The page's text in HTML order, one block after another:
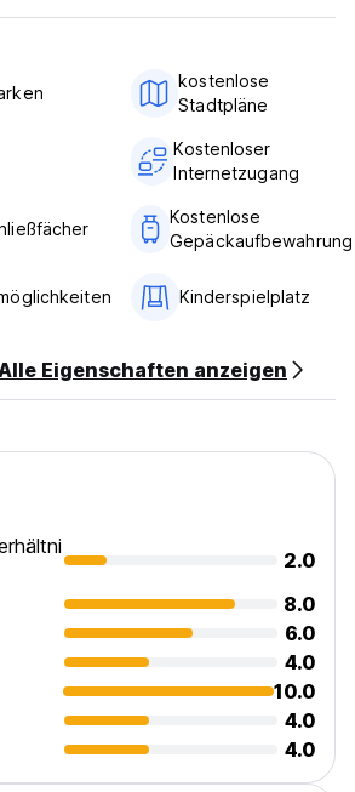
kostenlose
Stadtpläne
Kostenloser
Internetzugang
Kostenlose
Gepäckaufbewahrung
Kinderspielplatz
Eigenschaften anzeigen
2.0
8.0
6.0
4.0
10.0
4.0
4.0